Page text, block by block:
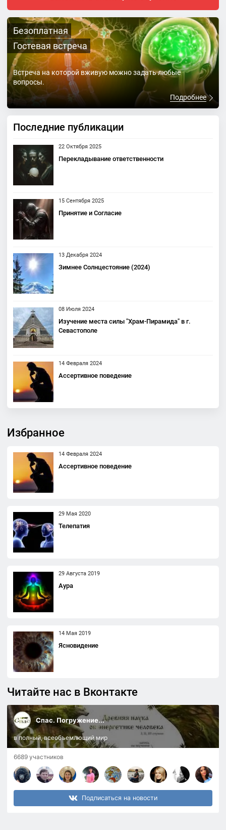
Безоплатная
Гостевая встреча
Встреча на которой вживую можно задать любые
вопросы.
Подробнее
Последние публикации
22 Октября 2025
Перекладывание ответственности
15 Сентября 2025
Принятие и Согласие
13 Декабря 2024
Зимнее Солнцестояние (2024)
08 Июля 2024
Изучение места силы "Храм-Пирамида" в г.
Севастополе
14 Февраля 2024
Ассертивное поведение
Избранное
14 Февраля 2024
Ассертивное поведение
29 Мая 2020
Телепатия
29 Августа 2019
Аура
14 Мая 2019
Ясновидение
Читайте нас в Вконтакте
Спас. Погружение...
в полный, всеобъемлющий мир
6689 участников
Подписаться на новости